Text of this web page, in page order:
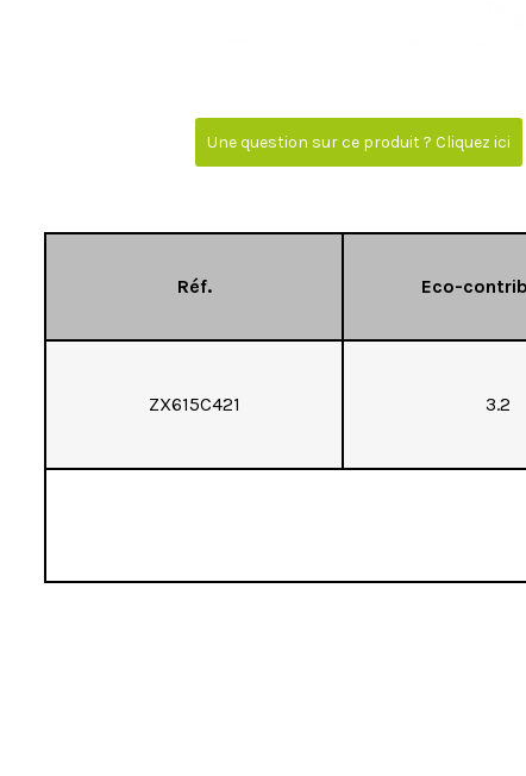
Une question sur ce produit ? Cliquez ici
Réf. Eco-
ZX615C421 3.2